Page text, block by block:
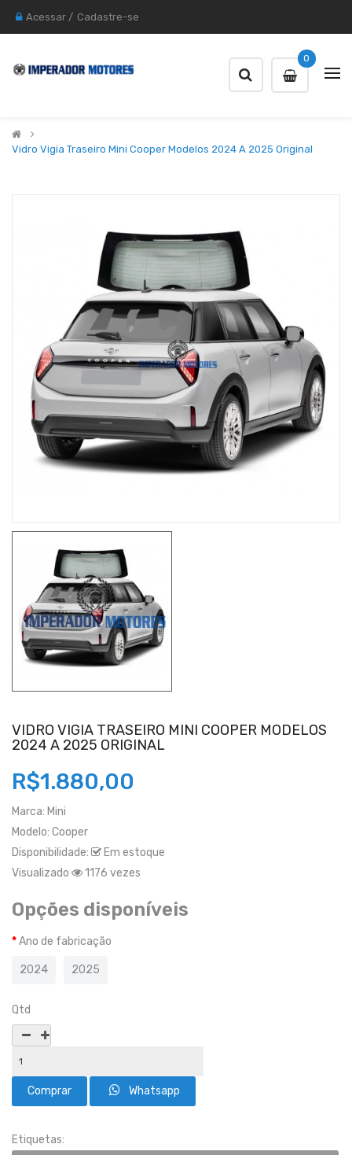
Acessar / Cadastre-se
0
Vidro Vigia Traseiro Mini Cooper Modelos 2024 A 2025 Original
VIDRO VIGIA TRASEIRO MINI COOPER MODELOS
2024 A 2025 ORIGINAL
R$1.880,00
Marca: Mini
Modelo: Cooper
Disponibilidade:
Em estoque
Visualizado
1176 vezes
Opções disponíveis
Ano de fabricação
2024 2025
Qtd
Whatsapp
Etiquetas: